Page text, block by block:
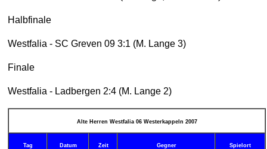
Halbfinale
Westfalia - SC Greven 09 3:1 (M. Lange 3)
Finale
Westfalia - Ladbergen 2:4 (M. Lange 2)
Alte Herren Westfalia 06 Westerkappeln 2007
Tag Datum Zeit Gegner Spielort